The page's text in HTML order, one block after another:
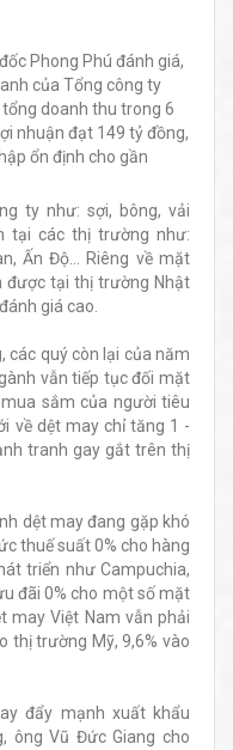
Phong Phú đánh giá,
của Tổng công ty
doanh thu trong 6
nhuận đạt 149 tỷ đồng,
ổn định cho gần
ty như: sợi, bông, vải
tại các thị trường như:
Ấn Độ… Riêng về mặt
được tại thị trường Nhật
giá cao.
, các quý còn lại của năm
vẫn tiếp tục đối mặt
sắm của người tiêu
về dệt may chỉ tăng 1 -
tranh gay gắt trên thị
dệt may đang gặp khó
thuế suất 0% cho hàng
triển như Campuchia,
đãi 0% cho một số mặt
may Việt Nam vẫn phải
thị trường Mỹ, 9,6% vào
đẩy mạnh xuất khẩu
ông Vũ Đức Giang cho